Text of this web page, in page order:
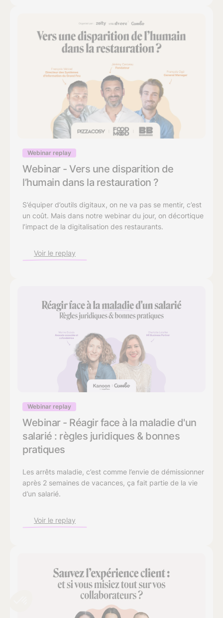
Webinar replay
Webinar - Vers une disparition de
l’humain dans la restauration ?
S’équiper d’outils digitaux, on ne va pas se mentir, c’est
un coût. Mais dans notre webinar du jour, on décortique
l’impact de la digitalisation des restaurants.
Voir le replay
Webinar replay
Webinar - Réagir face à la maladie d'un
salarié : règles juridiques & bonnes
pratiques
Les arrêts maladie, c’est comme l’envie de démissionner
après 2 semaines de vacances, ça fait partie de la vie
d’un salarié.
Voir le replay